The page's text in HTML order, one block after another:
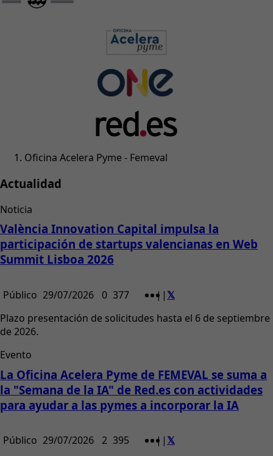
Oficina Acelera Pyme - Femeval
Actualidad
Noticia
València Innovation Capital impulsa la
participación de startups valencianas en Web
Summit Lisboa 2026
Público 29/07/2026 0 377 | |
Plazo presentación de solicitudes hasta el 6 de septiembre
de 2026.
Evento
La Oficina Acelera Pyme de FEMEVAL se suma a
la "Semana de la IA" de Red.es con actividades
para ayudar a las pymes a incorporar la IA
Público 29/07/2026 2 395 | |